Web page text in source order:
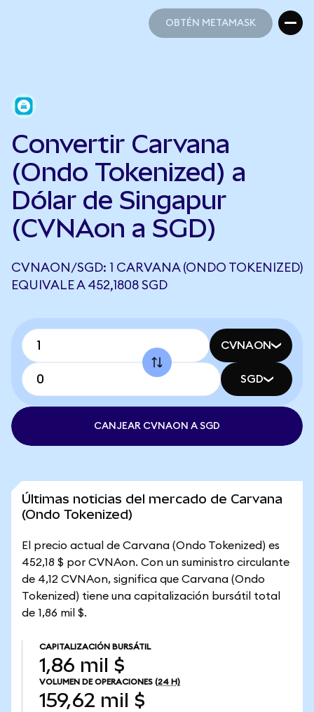
OBTÉN METAMASK
Convertir Carvana
(Ondo Tokenized) a
Dólar de Singapur
(CVNAon a SGD)
CVNAON/SGD: 1 CARVANA (ONDO TOKENIZED)
EQUIVALE A 452,1808 SGD
CVNAON
SGD
CANJEAR CVNAON A SGD
Últimas noticias del mercado de Carvana
(Ondo Tokenized)
El precio actual de Carvana (Ondo Tokenized) es
452,18 $ por CVNAon. Con un suministro circulante
de 4,12 CVNAon, significa que Carvana (Ondo
Tokenized) tiene una capitalización bursátil total
de 1,86 mil $.
CAPITALIZACIÓN BURSÁTIL
1,86 mil $
VOLUMEN DE OPERACIONES (24 H)
159,62 mil $